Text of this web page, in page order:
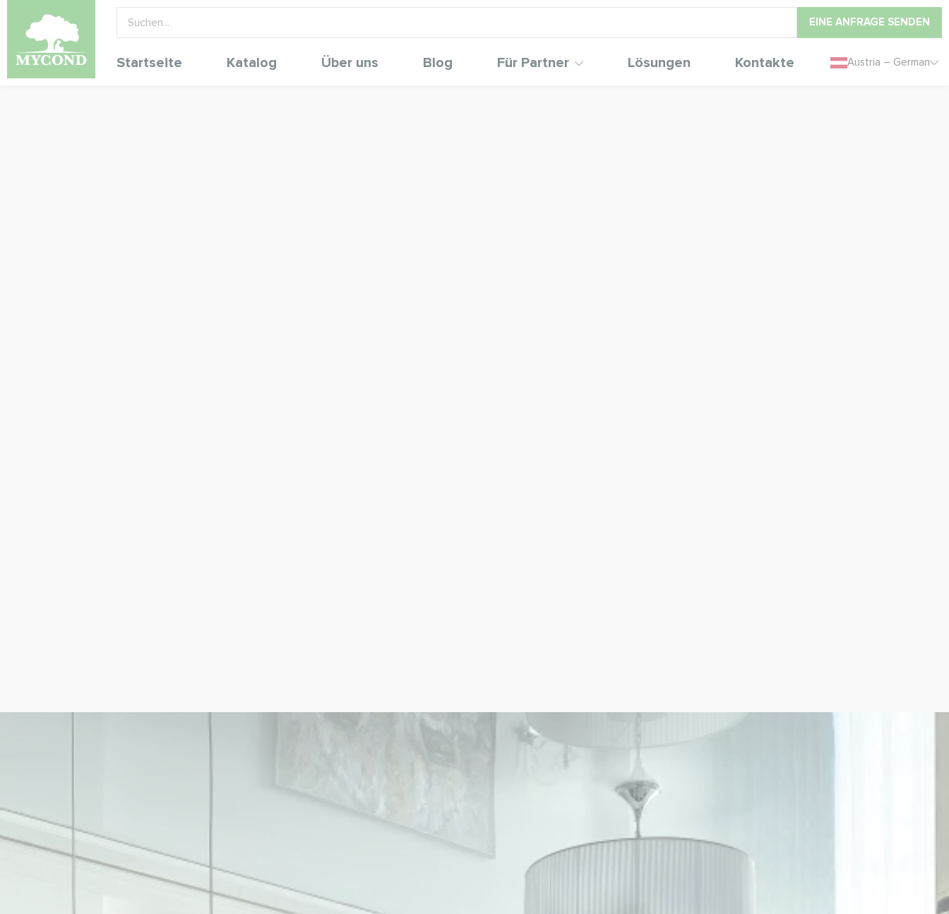
EINE ANFRAGE SENDEN
Startseite Katalog Über uns Blog Für Partner Lösungen Kontakte Austria – German